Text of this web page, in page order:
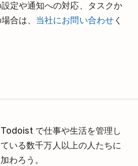
定や通知への対応、タスクか
合は、 当社にお問い合わせく
Todoist で仕事や生活を管理し
ている数千万人以上の人たちに
加わろう。